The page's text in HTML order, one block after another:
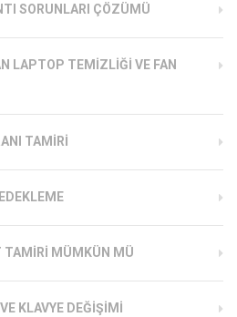
SORUNLARI ÇÖZÜMÜ
LAPTOP TEMIZLIĞI VE FAN
TAMIRI
TAMIRI MÜMKÜN MÜ
KLAVYE DEĞIŞIMI